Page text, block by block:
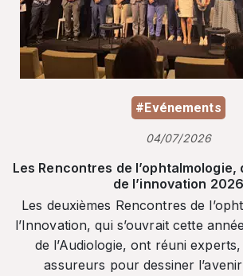
#Evénements
04/07/2026
Les Rencontres de l’ophtalmologie,
de l’innovation 2026
Les deuxièmes Rencontres de
l’Innovation, qui s’ouvrait cette
de l’Audiologie, ont réuni
assureurs pour dessiner